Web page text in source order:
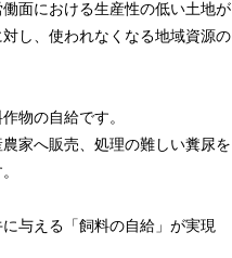
面における生産性の低い土地が
し、使われなくなる地域資源の
物の自給です。
家へ販売、処理の難しい糞尿を
与える「飼料の自給」が実現